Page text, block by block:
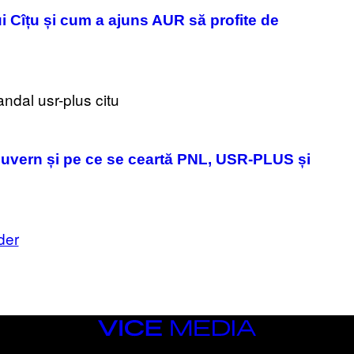
și cum a ajuns AUR să profite de
și pe ce se ceartă PNL, USR-PLUS și
VICE
MEDIA